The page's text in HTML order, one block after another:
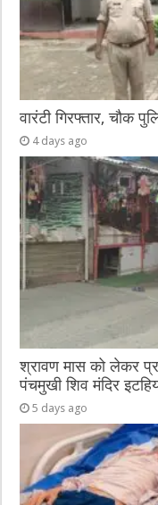
वारंटी गिरफ्तार, चौक
4 days ago
श्रावण मास को लेकर
पंचमुखी शिव मंदिर
5 days ago